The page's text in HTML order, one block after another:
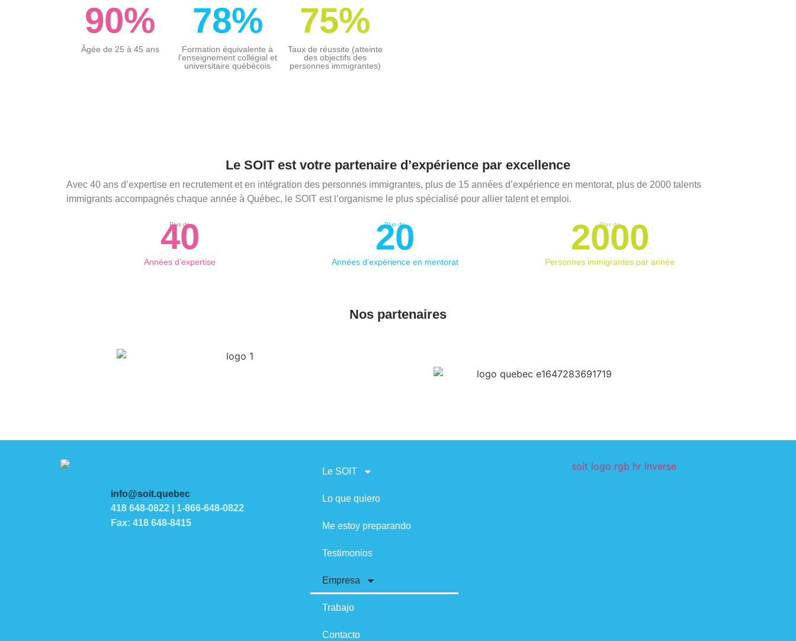
90%
Âgée de 25 à 45 ans
78%
Formation équivalente à
l’enseignement collégial et
universitaire québécois
75%
Taux de réussite (atteinte
des objectifs des
personnes immigrantes)
Le SOIT est votre partenaire d’expérience par excellence
Avec 40 ans d’expertise en recrutement et en intégration des personnes immigrantes, plus de 15 années d’expérience en mentorat, plus de 2000 talents
immigrants accompagnés chaque année à Québec, le SOIT est l’organisme le plus spécialisé pour allier talent et emploi.
40
Années d’expertise
Plus de 20
Années d’expérience en mentorat
Plus de 2000
Personnes immigrantes par année
Plus de
Nos partenaires
info@soit.quebec
418 648-0822 | 1-866-648-0822
Fax: 418 648-8415
Le SOIT
Lo que quiero
Me estoy preparando
Testimonios
Empresa
Trabajo
Contacto